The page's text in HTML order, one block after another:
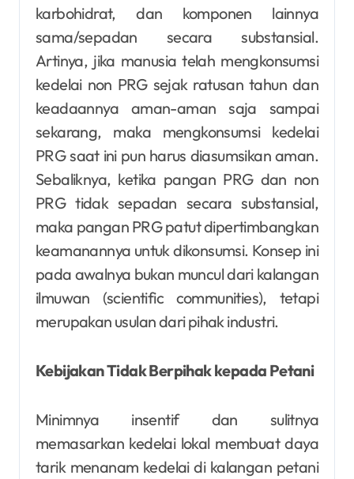
karbohidrat, dan komponen lainnya
sama/sepadan secara substansial.
Artinya, jika manusia telah mengkonsumsi
kedelai non PRG sejak ratusan tahun dan
keadaannya aman-aman saja sampai
sekarang, maka mengkonsumsi kedelai
PRG saat ini pun harus diasumsikan aman.
Sebaliknya, ketika pangan PRG dan non
PRG tidak sepadan secara substansial,
maka pangan PRG patut dipertimbangkan
keamanannya untuk dikonsumsi. Konsep ini
pada awalnya bukan muncul dari kalangan
ilmuwan (scientific communities), tetapi
merupakan usulan dari pihak industri.
Kebijakan Tidak Berpihak kepada Petani
Minimnya insentif dan sulitnya
memasarkan kedelai lokal membuat daya
tarik menanam kedelai di kalangan petani